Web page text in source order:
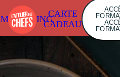
CARTE
CADEAU